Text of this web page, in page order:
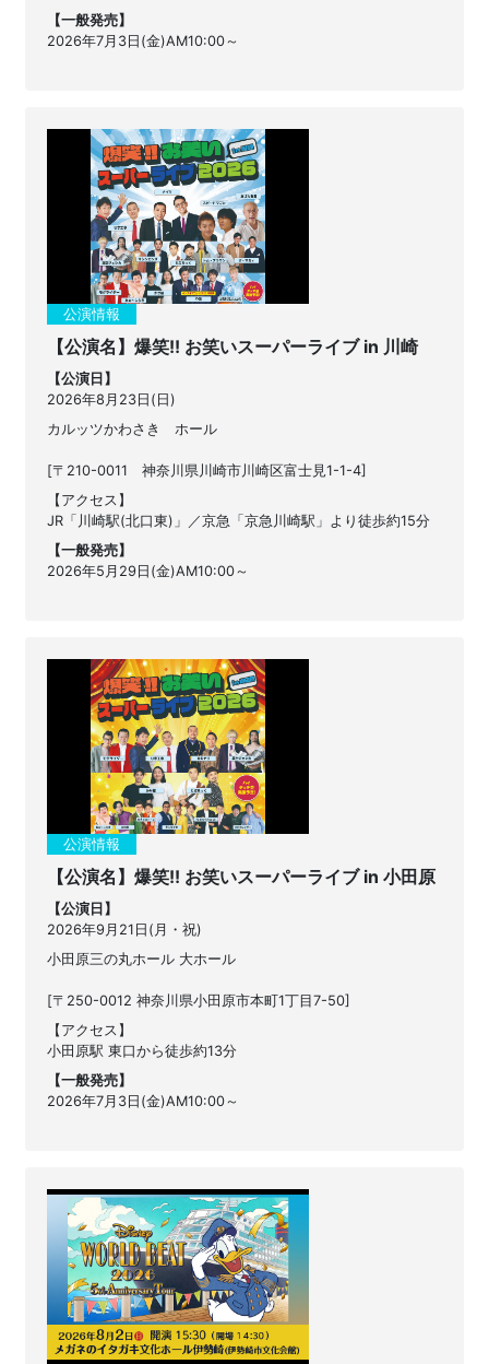
【一般発売】
2026年7月3日(金)AM10:00～
公演情報
【公演名】爆笑!! お笑いスーパーライブ in 川崎
【公演日】
2026年8月23日(日)
カルッツかわさき ホール
[〒210-0011 神奈川県川崎市川崎区富士見1-1-4]
【アクセス】
JR「川崎駅(北口東)」／京急「京急川崎駅」より徒歩約15分
【一般発売】
2026年5月29日(金)AM10:00～
公演情報
【公演名】爆笑!! お笑いスーパーライブ in 小田原
【公演日】
2026年9月21日(月・祝)
小田原三の丸ホール 大ホール
[〒250-0012 神奈川県小田原市本町1丁目7-50]
【アクセス】
小田原駅 東口から徒歩約13分
【一般発売】
2026年7月3日(金)AM10:00～